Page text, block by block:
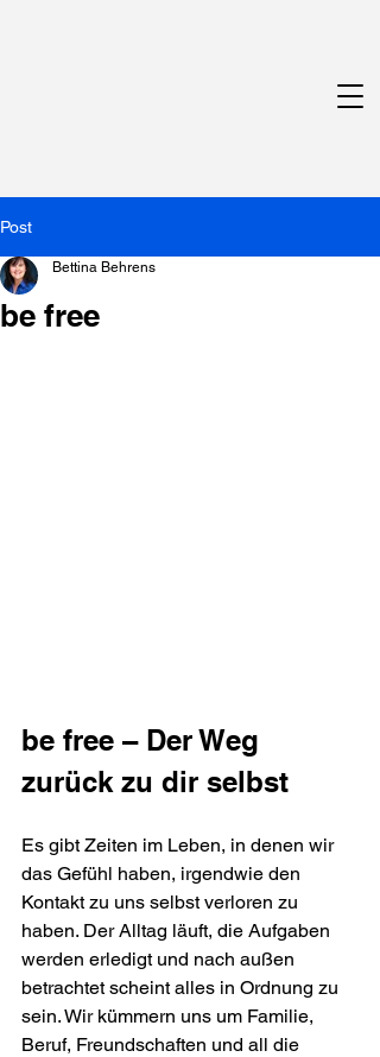
Post
be free
Bettina Behrens
be free – Der Weg
zurück zu dir selbst
Es gibt Zeiten im Leben, in denen wir
das Gefühl haben, irgendwie den
Kontakt zu uns selbst verloren zu
haben. Der Alltag läuft, die Aufgaben
werden erledigt und nach außen
betrachtet scheint alles in Ordnung zu
sein. Wir kümmern uns um Familie,
Beruf, Freundschaften und all die